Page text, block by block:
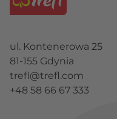
ul. Kontenerowa 25
81-155 Gdynia
trefl@trefl.com
+48 58 66 67 333